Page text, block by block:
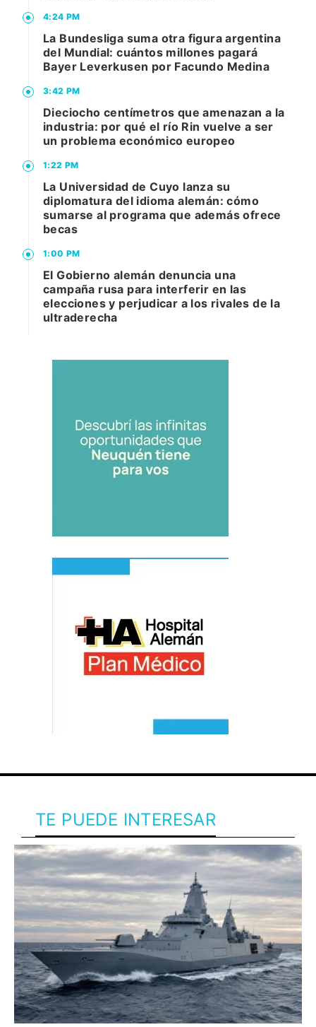
4:24 PM
La Bundesliga suma otra figura argentina
del Mundial: cuántos millones pagará
Bayer Leverkusen por Facundo Medina
3:42 PM
Dieciocho centímetros que amenazan a la
industria: por qué el río Rin vuelve a ser
un problema económico europeo
1:22 PM
La Universidad de Cuyo lanza su
diplomatura del idioma alemán: cómo
sumarse al programa que además ofrece
becas
1:00 PM
El Gobierno alemán denuncia una
campaña rusa para interferir en las
elecciones y perjudicar a los rivales de la
ultraderecha
TE PUEDE INTERESAR